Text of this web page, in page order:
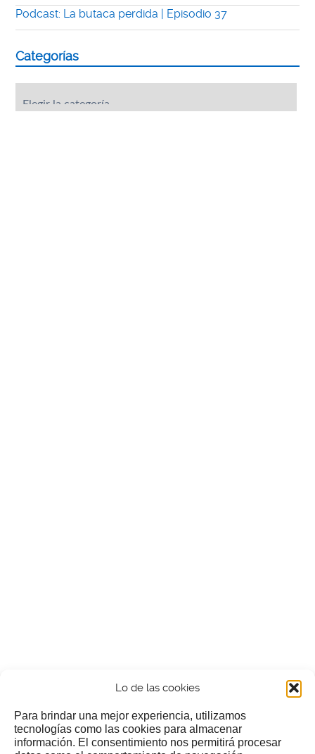
Lo de las cookies
Para brindar una mejor experiencia, utilizamos
tecnologías como las cookies para almacenar
información. El consentimiento nos permitirá procesar
Podcast: La butaca perdida | Episodio 37
Categorías